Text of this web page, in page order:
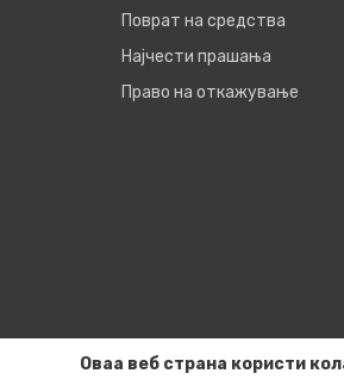
Поврат на средства
Најчести прашања
Право на откажување
Оваа веб страна користи